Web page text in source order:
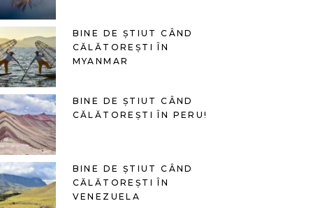
BINE DE ȘTIUT CÂND
CĂLĂTOREȘTI ÎN
MYANMAR
BINE DE ȘTIUT CÂND
CĂLĂTOREȘTI ÎN PERU!
BINE DE ȘTIUT CÂND
CĂLĂTOREȘTI ÎN
VENEZUELA